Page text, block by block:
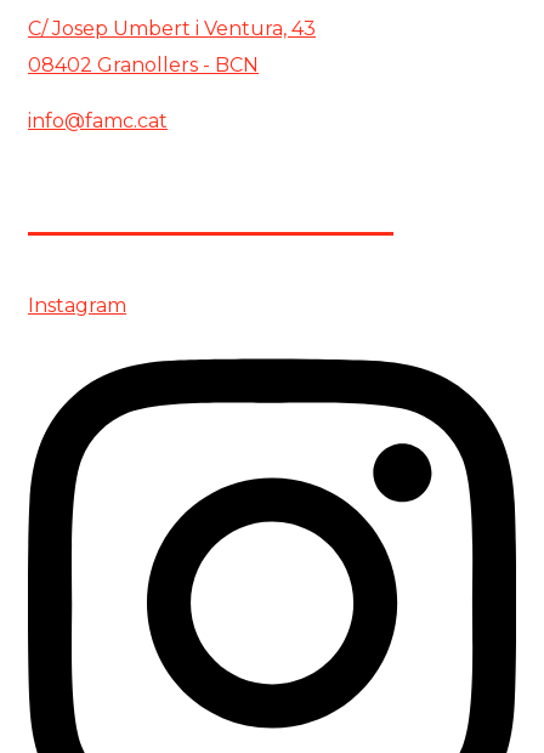
C/ Josep Umbert i Ventura, 43
08402 Granollers - BCN
info@famc.cat
Instagram